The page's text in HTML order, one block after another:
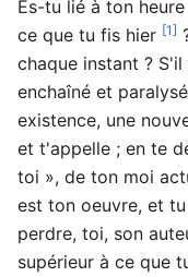
Es-tu lié à ton
ce que tu fis hier [1]
chaque instant ?
enchaîné et
existence, une
et t'appelle ; en te
toi », de ton moi
est ton oeuvre, et
perdre, toi, son
supérieur à ce que